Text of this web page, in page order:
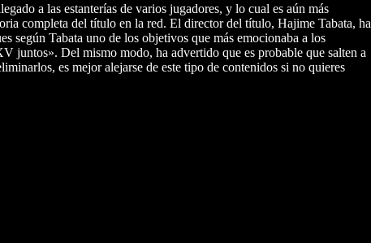
a las estanterías de varios jugadores, y lo cual es aún más
completa del título en la red. El director del título, Hajime Tabata, ha
según Tabata uno de los objetivos que más emocionaba a los
juntos». Del mismo modo, ha advertido que es probable que salten a
es mejor alejarse de este tipo de contenidos si no quieres